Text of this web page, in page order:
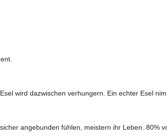
wird dazwischen verhungern. Ein echter Esel
angebunden fühlen, meistern ihr Leben. 80%